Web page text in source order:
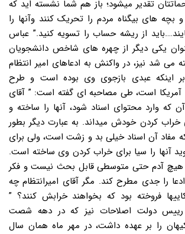
تقدیر میشود؛ باز هم شما نشسته اید که
و بچه های بیگناه مردم را تحریک کنند وآنها را
از ریشه حساب را تسویه کنید.” عباس
یکی دیگر از چهره های شاخص دانشجویان
می شد نیز، در واکنش به ادعاهای امیر انتظام
مبنی بر اینکه عبدی بازجوی وی بوده است و طرح
است، طی مصاحبه ای گفته است: ” آقای
که وارد محتوای اسناد شود، آنها را ساخته و
خراب کردن خودش میداند. به عبارت دیگر بطور
مفاد آن اسناد خیلی بد و زشت است، ولی برای
آنها را سیا برای خراب کردن وی ساخته است.
هیچ آدم حتی متوسطی قابل بحث نیست و فکر
را جدی مطرح کند. مگر آقای امیرانتظام چه
فروخته بود که بخواهند خرابش کنند؟ ”
رییس دولت اصلاحات نیز که در دهه شصت
را بر عهده داشت، در مهر ماه همان سال